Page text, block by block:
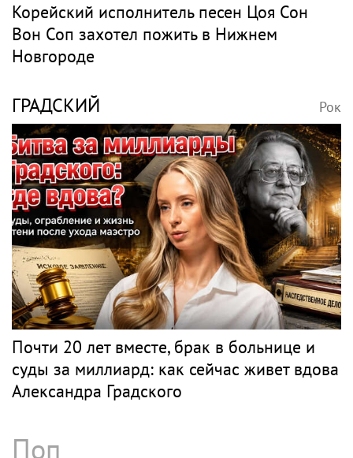
Корейский исполнитель песен Цоя Сон
Вон Соп захотел пожить в Нижнем
Новгороде
ГРАДСКИЙ Рок
Почти 20 лет вместе, брак в больнице и
суды за миллиард: как сейчас живет вдова
Александра Градского
Поп